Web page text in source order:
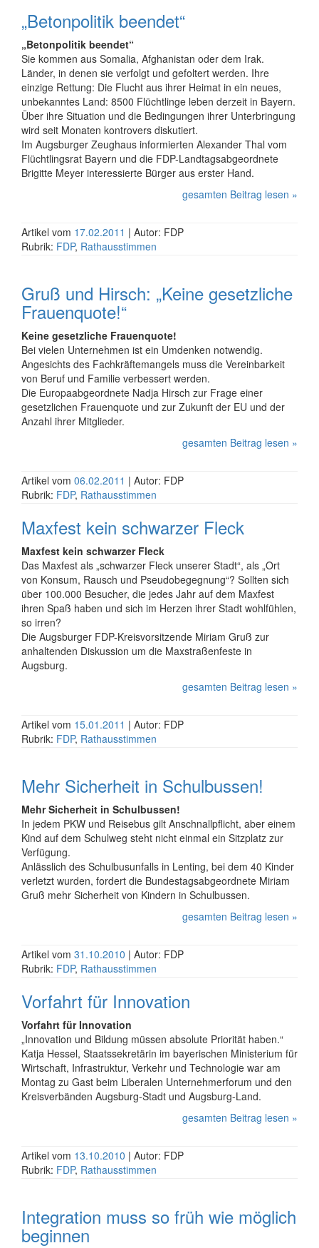
„Betonpolitik beendet“
„Betonpolitik beendet“
Sie kommen aus Somalia, Afghanistan oder dem Irak.
Länder, in denen sie verfolgt und gefoltert werden. Ihre
einzige Rettung: Die Flucht aus ihrer Heimat in ein neues,
unbekanntes Land: 8500 Flüchtlinge leben derzeit in Bayern.
Über ihre Situation und die Bedingungen ihrer Unterbringung
wird seit Monaten kontrovers diskutiert.
Im Augsburger Zeughaus informierten Alexander Thal vom
Flüchtlingsrat Bayern und die FDP-Landtagsabgeordnete
Brigitte Meyer interessierte Bürger aus erster Hand.
gesamten Beitrag lesen »
Artikel vom 17.02.2011 | Autor: FDP
Rubrik: FDP, Rathausstimmen
Gruß und Hirsch: „Keine gesetzliche
Frauenquote!“
Keine gesetzliche Frauenquote!
Bei vielen Unternehmen ist ein Umdenken notwendig.
Angesichts des Fachkräftemangels muss die Vereinbarkeit
von Beruf und Familie verbessert werden.
Die Europaabgeordnete Nadja Hirsch zur Frage einer
gesetzlichen Frauenquote und zur Zukunft der EU und der
Anzahl ihrer Mitglieder.
gesamten Beitrag lesen »
Artikel vom 06.02.2011 | Autor: FDP
Rubrik: FDP, Rathausstimmen
Maxfest kein schwarzer Fleck
Maxfest kein schwarzer Fleck
Das Maxfest als „schwarzer Fleck unserer Stadt“, als „Ort
von Konsum, Rausch und Pseudobegegnung“? Sollten sich
über 100.000 Besucher, die jedes Jahr auf dem Maxfest
ihren Spaß haben und sich im Herzen ihrer Stadt wohlfühlen,
so irren?
Die Augsburger FDP-Kreisvorsitzende Miriam Gruß zur
anhaltenden Diskussion um die Maxstraßenfeste in
Augsburg.
gesamten Beitrag lesen »
Artikel vom 15.01.2011 | Autor: FDP
Rubrik: FDP, Rathausstimmen
Mehr Sicherheit in Schulbussen!
Mehr Sicherheit in Schulbussen!
In jedem PKW und Reisebus gilt Anschnallpflicht, aber einem
Kind auf dem Schulweg steht nicht einmal ein Sitzplatz zur
Verfügung.
Anlässlich des Schulbusunfalls in Lenting, bei dem 40 Kinder
verletzt wurden, fordert die Bundestagsabgeordnete Miriam
Gruß mehr Sicherheit von Kindern in Schulbussen.
gesamten Beitrag lesen »
Artikel vom 31.10.2010 | Autor: FDP
Rubrik: FDP, Rathausstimmen
Vorfahrt für Innovation
Vorfahrt für Innovation
„Innovation und Bildung müssen absolute Priorität haben.“
Katja Hessel, Staatssekretärin im bayerischen Ministerium für
Wirtschaft, Infrastruktur, Verkehr und Technologie war am
Montag zu Gast beim Liberalen Unternehmerforum und den
Kreisverbänden Augsburg-Stadt und Augsburg-Land.
gesamten Beitrag lesen »
Artikel vom 13.10.2010 | Autor: FDP
Rubrik: FDP, Rathausstimmen
Integration muss so früh wie möglich
beginnen